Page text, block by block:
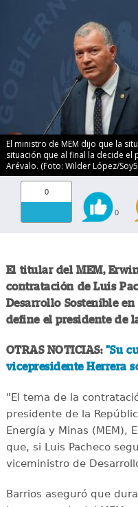
El ministro de MEM dijo que la
situación que al final la decide el
Arévalo. (Foto: Wilder López/
0
0
El titular del MEM,
contratación de Luis
Desarrollo Sostenible
define el presidente de
OTRAS NOTICIAS: "Su
vicepresidente Herrera
"El tema de la
presidente de la
Energía y Minas (MEM),
que, si Luis Pacheco
viceministro de
Barrios aseguró que